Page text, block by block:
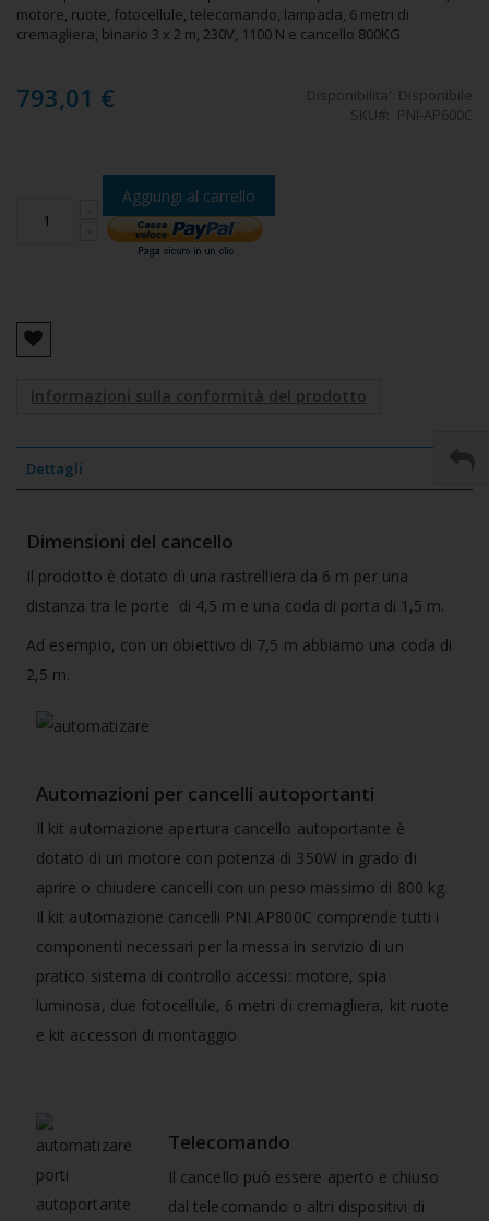
motore, ruote, fotocellule, telecomando, lampada, 6 metri di
cremagliera, binario 3 x 2 m, 230V, 1100 N e cancello 800KG
793,01 € Disponibilita': Disponibile
SKU
PNI-AP600C
Aggiungi al carrello
Informazioni sulla conformità del prodotto
Dettagli
Dimensioni del cancello
Il prodotto è dotato di una rastrelliera da 6 m per una
distanza tra le porte di 4,5 m e una coda di porta di 1,5 m.
Ad esempio, con un obiettivo di 7,5 m abbiamo una coda di
2,5 m.
Automazioni per cancelli autoportanti
Il kit automazione apertura cancello autoportante è
dotato di un motore con potenza di 350W in grado di
aprire o chiudere cancelli con un peso massimo di 800 kg.
Il kit automazione cancelli PNI AP800C comprende tutti i
componenti necessari per la messa in servizio di un
pratico sistema di controllo accessi: motore, spia
luminosa, due fotocellule, 6 metri di cremagliera, kit ruote
e kit accessori di montaggio
Telecomando
Il cancello può essere aperto e chiuso
dal telecomando o altri dispositivi di